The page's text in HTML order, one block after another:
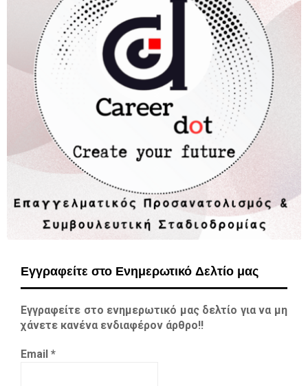
Εγγραφείτε στο Ενημερωτικό Δελτίο μας
Εγγραφείτε στο ενημερωτικό μας δελτίο για να μη
χάνετε κανένα ενδιαφέρον άρθρο!!
Email *